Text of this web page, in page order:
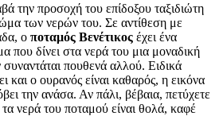
την προσοχή του επίδοξου ταξιδιώτη
των νερών του. Σε αντίθεση με
ο ποταμός Βενέτικος έχει ένα
που δίνει στα νερά του μια μοναδική
πουθενά αλλού. Ειδικά
και ο ουρανός είναι καθαρός, η εικόνα
την ανάσα. Αν πάλι, βέβαια, πετύχετε
νερά του ποταμού είναι θολά, καφέ